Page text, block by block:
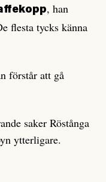
, han
flesta tycks känna
förstår att gå
saker Röstånga
ytterligare.